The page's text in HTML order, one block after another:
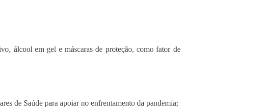
álcool em gel e máscaras de proteção, como fator de
de Saúde para apoiar no enfrentamento da pandemia;